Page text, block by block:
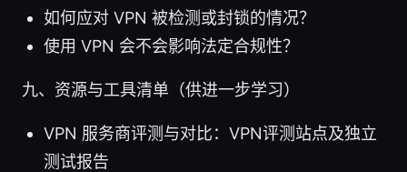
如何应对 VPN 被检测或封锁的情况？
使用 VPN 会不会影响法定合规性？
九、资源与工具清单（供进一步学习）
VPN 服务商评测与对比：VPN评测站点及独立
测试报告